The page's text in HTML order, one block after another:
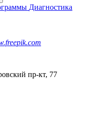
Диагностика
пр-кт, 77